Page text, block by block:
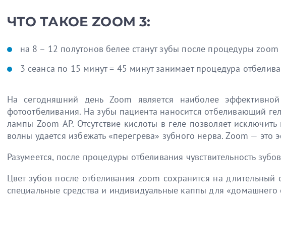
ЧТО ТАКОЕ ZOOM 3:
на 8 – 12 полутонов белее станут зубы после процедуры zoom
3 сеанса по 15 минут = 45 минут занимает процедура
На сегодняшний день Zoom является наиболее
фотоотбеливания. На зубы пациента наносится отбеливающий
лампы Zoom-AP. Отсутствие кислоты в геле позволяет
волны удается избежать «перегрева» зубного нерва. Zoom — это
Разумеется, после процедуры отбеливания чувствительность
Цвет зубов после отбеливания zoom сохранится на
специальные средства и индивидуальные каппы для «домашнего